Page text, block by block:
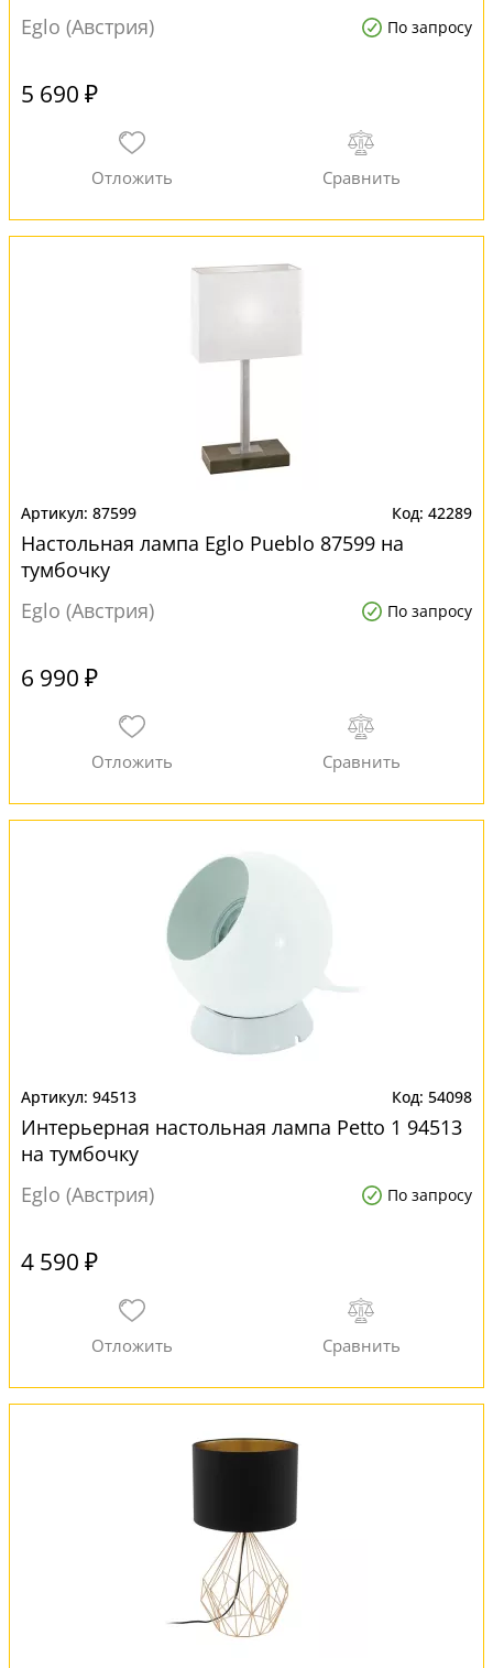
Eglo (Австрия) По запросу
5 690 ₽
87599 42289
Настольная лампа Eglo Pueblo 87599 на
тумбочку
Eglo (Австрия)
По запросу
6 990 ₽
94513 54098
Интерьерная настольная лампа Petto 1 94513
на тумбочку
Eglo (Австрия)
По запросу
4 590 ₽